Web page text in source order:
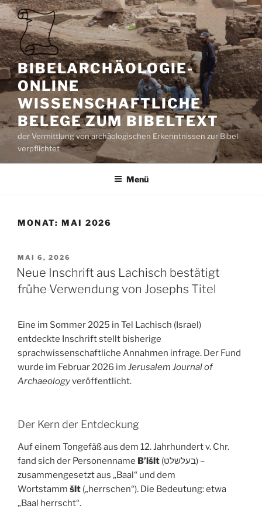
Zum
Inhalt
springen
BIBELARCHÄOLOGIE-
ONLINE
WISSENSCHAFTLICHE
BELEGE ZUM BIBELTEXT
der Vermittlung von archäologischen Erkenntnissen zur Bibel
verpflichtet
Menü
MONAT: MAI 2026
VERÖFFENTLICHT
AM
MAI 6, 2026
Neue Inschrift aus Lachisch bestätigt
frühe Verwendung von Josephs Titel
Eine im Sommer 2025 in Tel Lachisch (Israel)
entdeckte Inschrift stellt bisherige
sprachwissenschaftliche Annahmen infrage. Der Fund
wurde im Februar 2026 im Jerusalem Journal of
Archaeologyveröffentlicht.
Der Kern der Entdeckung
Auf einem Tongefäß aus dem 12. Jahrhundert v. Chr.
fand sich der Personenname B’lšlt (בעלשלט) –
zusammengesetzt aus „Baal“ und dem
Wortstamm šlt („herrschen“). Die Bedeutung: etwa
„Baal herrscht“.